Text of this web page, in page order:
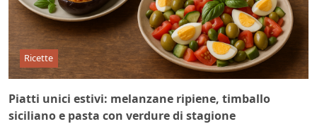
Ricette
Piatti unici estivi: melanzane ripiene, timballo
siciliano e pasta con verdure di stagione